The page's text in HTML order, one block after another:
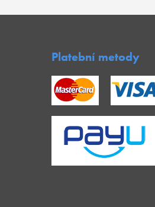
Platební metody